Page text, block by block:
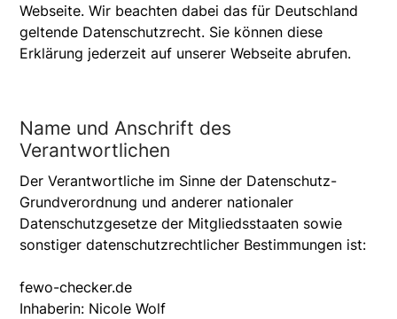
Webseite. Wir beachten dabei das für Deutschland
geltende Datenschutzrecht. Sie können diese
Erklärung jederzeit auf unserer Webseite abrufen.
Name und Anschrift des
Verantwortlichen
Der Verantwortliche im Sinne der Datenschutz-
Grundverordnung und anderer nationaler
Datenschutzgesetze der Mitgliedsstaaten sowie
sonstiger datenschutzrechtlicher Bestimmungen ist:
fewo-checker.de
Inhaberin: Nicole Wolf